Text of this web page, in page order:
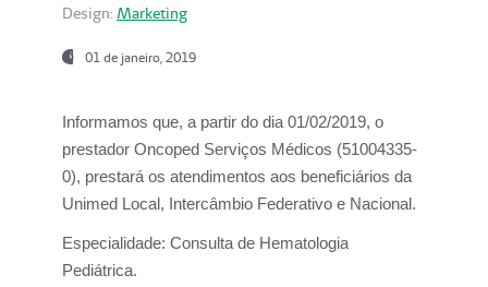
Design: Marketing
01 de janeiro, 2019
Informamos que, a partir do dia 01/02/2019, o
prestador Oncoped Serviços Médicos (51004335-
0), prestará os atendimentos aos beneficiários da
Unimed Local, Intercâmbio Federativo e Nacional.
Especialidade: Consulta de Hematologia
Pediátrica.